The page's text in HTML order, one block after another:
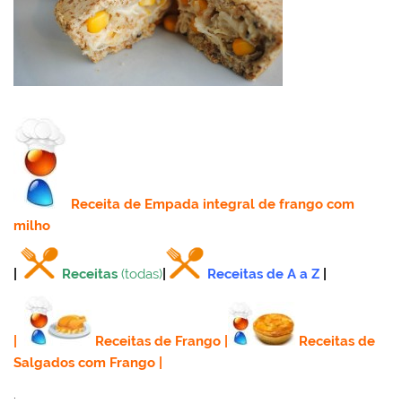
Receitade Empada integral de frango com
milho
Receitas (todas) Receitas de A a Z
Receitas de Frango
Receitas de
Salgados com Frango
.